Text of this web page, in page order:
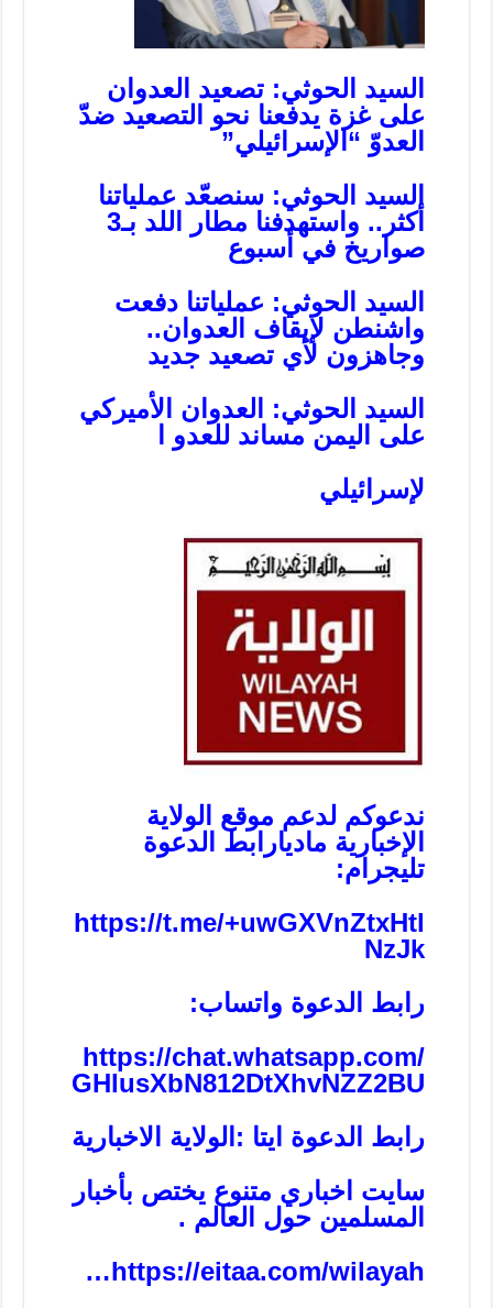
السيد الحوثي: تصعيد العدوان
على غزة يدفعنا نحو التصعيد ضدّ
العدوّ “الإسرائيلي”
السيد الحوثي: سنصعّد عملياتنا
أكثر.. واستهدفنا مطار اللد بـ3
صواريخ في أسبوع
السيد الحوثي: عملياتنا دفعت
واشنطن لإيقاف العدوان..
وجاهزون لأي تصعيد جديد
السيد الحوثي: العدوان الأميركي
على اليمن مساند للعدو ا
لإسرائيلي
ندعوكم لدعم موقع الولاية
الإخبارية ماديارابط الدعوة
تليجرام:
https://t.me/+uwGXVnZtxHtl
NzJk
رابط الدعوة واتساب:
https://chat.whatsapp.com/
GHlusXbN812DtXhvNZZ2BU
رابط الدعوة ايتا :الولاية الاخبارية
سايت اخباري متنوع يختص بأخبار
المسلمين حول العالم .
https://eitaa.com/wilayah
…